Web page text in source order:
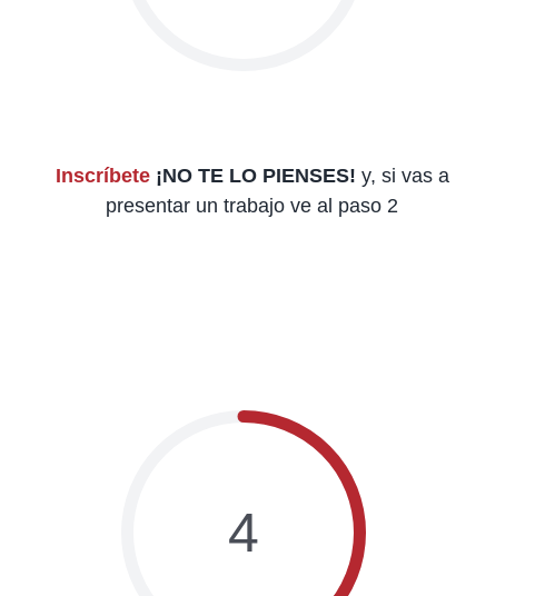
Inscríbete¡NO TE LO PIENSES! y, si vas a
presentar un trabajo ve al paso 2
4